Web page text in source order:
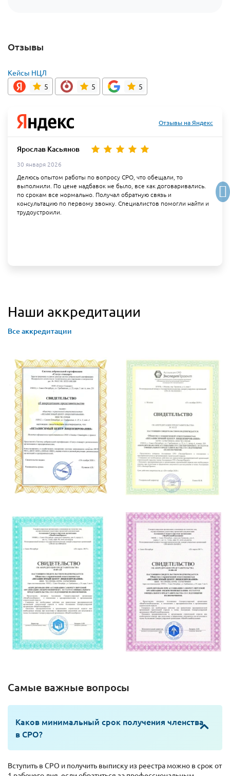
Отзывы
Кейсы НЦЛ
5
5 5
Отзывы на Яндекс
Ярослав Касьянов
30 января 2026
Делюсь опытом работы по вопросу СРО, что обещали, то
выполнили. По цене надбавок не было, все как договаривались.
по срокам все нормально. Получал обратную связь и
консультацию по первому звонку. Специалистов помогли найти и
трудоустроили.
Наши аккредитации
Все аккредитации
Самые важные вопросы
Каков минимальный срок получения членства
в СРО?
Вступить в СРО и получить выписку из реестра можно в срок от